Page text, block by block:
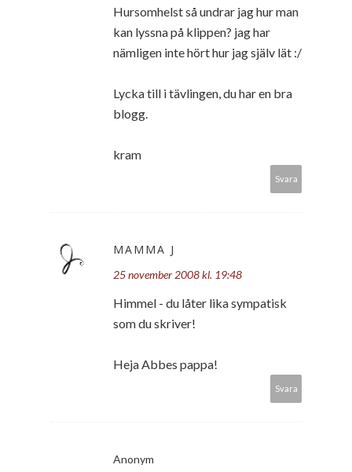
Hursomhelst så undrar jag hur man
kan lyssna på klippen? jag har
nämligen inte hört hur jag själv lät :/
Lycka till i tävlingen, du har en bra
blogg.
kram
Svara
MAMMA J
25 november 2008 kl. 19:48
Himmel - du låter lika sympatisk
som du skriver!
Heja Abbes pappa!
Svara
Anonym